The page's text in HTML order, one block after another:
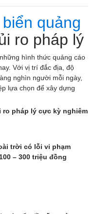
biển quảng
ro pháp lý
hình thức quảng cáo
Với vị trí đắc địa, độ
nghìn người mỗi ngày,
lựa chọn để xây dựng
ro pháp lý cực kỳ nghiêm
trời có lỗi vi phạm
100 – 300 triệu đồng